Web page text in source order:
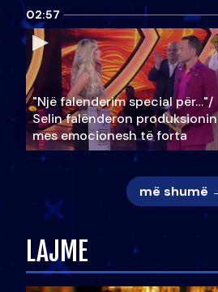
02:57
"Një falenderim special për…"/
Selin falënderon produksionin
mes emocionesh të forta
më shumë
LAJME